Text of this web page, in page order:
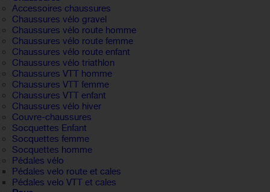
Accessoires chaussures
Chaussures vélo gravel
Chaussures vélo route homme
Chaussures vélo route femme
Chaussures vélo route enfant
Chaussures vélo triathlon
Chaussures VTT homme
Chaussures VTT femme
Chaussures VTT enfant
Chaussures vélo hiver
Couvre-chaussures
Socquettes Enfant
Socquettes femme
Socquettes homme
Pédales vélo
Pédales velo route et cales
Pédales velo VTT et cales